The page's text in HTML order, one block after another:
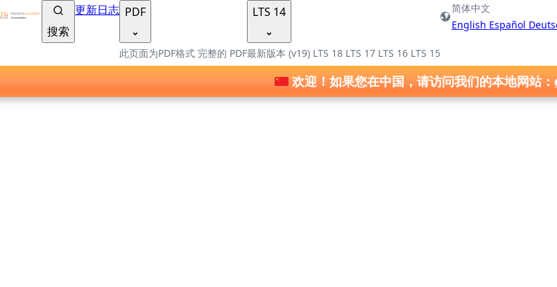
TSplus 文档 ®
搜索
更新日志 PDF
此页面为PDF格式 完整的 PDF
LTS 14
最新版本 (v19) LTS 18 LTS 17 LTS 16 LTS 15
简体中文
English Español
欢迎！如果您在中国，请访问我们的本地网站：